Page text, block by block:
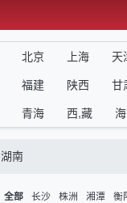
北京 上海 天
福建 陕西 甘
青海 西,藏
湖南
全部 长沙 株洲 湘潭 衡